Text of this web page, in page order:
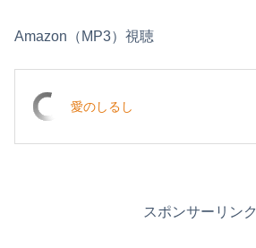
Amazon（MP3）視聴
愛のしるし
スポンサーリンク